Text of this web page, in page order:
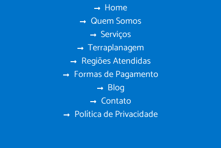
Home
Quem Somos
Serviços
Terraplanagem
Regiões Atendidas
Formas de Pagamento
Blog
Contato
Política de Privacidade